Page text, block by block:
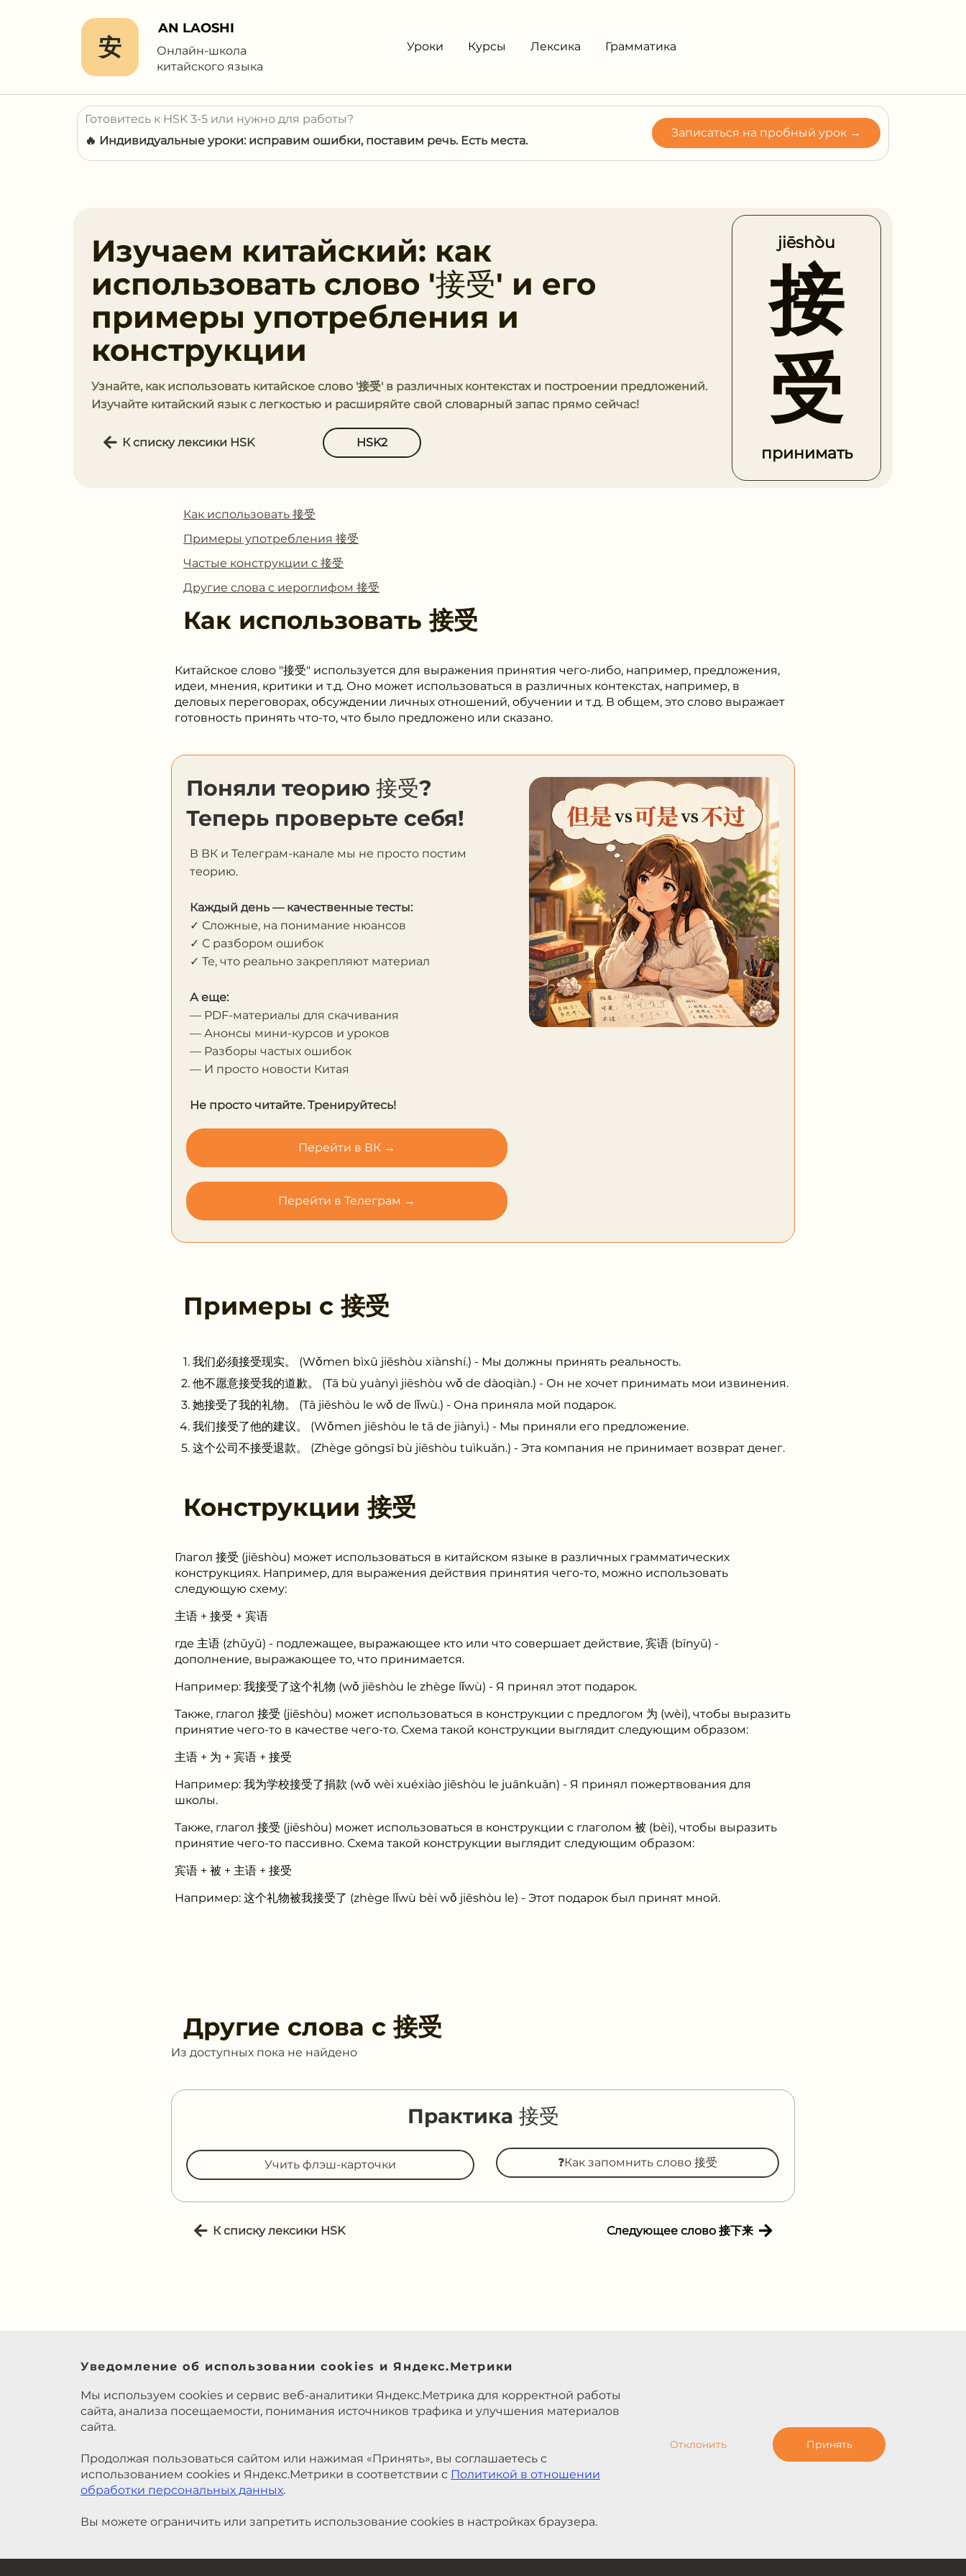
安
AN LAOSHI
Онлайн-школа
китайского языка
Уроки Курсы Лексика Грамматика
Готовитесь к HSK 3-5 или нужно для работы?
🔥 Индивидуальные уроки: исправим ошибки, поставим речь. Есть места.
Записаться на пробный урок →
Изучаем китайский: как
использовать слово '接受' и его
примеры употребления и
конструкции
Узнайте, как использовать китайское слово '接受' в различных контекстах и построении предложений.
Изучайте китайский язык с легкостью и расширяйте свой словарный запас прямо сейчас!
К списку лексики HSK HSK2
jiēshòu
接
受
принимать
Как использовать 接受
Примеры употребления 接受
Частые конструкции с 接受
Другие слова с иероглифом 接受
Как использовать接受
Китайское слово "接受" используется для выражения принятия чего-либо, например, предложения,
идеи, мнения, критики и т.д. Оно может использоваться в различных контекстах, например, в
деловых переговорах, обсуждении личных отношений, обучении и т.д. В общем, это слово выражает
готовность принять что-то, что было предложено или сказано.
Поняли теорию 接受?
Теперь проверьте себя!
В ВК и Телеграм-канале мы не просто постим
теорию.
Каждый день — качественные тесты:
✓ Сложные, на понимание нюансов
✓ С разбором ошибок
✓ Те, что реально закрепляют материал
А еще:
— PDF-материалы для скачивания
— Анонсы мини-курсов и уроков
— Разборы частых ошибок
— И просто новости Китая
Не просто читайте. Тренируйтесь!
Перейти в ВК →
Перейти в Телеграм →
Примеры с接受
我们必须接受现实。 (Wǒmen bìxū jiēshòu xiànshí.) - Мы должны принять реальность.
他不愿意接受我的道歉。 (Tā bù yuànyì jiēshòu wǒ de dàoqiàn.) - Он не хочет принимать мои извинения.
她接受了我的礼物。 (Tā jiēshòu le wǒ de lǐwù.) - Она приняла мой подарок.
我们接受了他的建议。 (Wǒmen jiēshòu le tā de jiànyì.) - Мы приняли его предложение.
这个公司不接受退款。 (Zhège gōngsī bù jiēshòu tuìkuǎn.) - Эта компания не принимает возврат денег.
Конструкции接受
Глагол 接受 (jiēshòu) может использоваться в китайском языке в различных грамматических
конструкциях. Например, для выражения действия принятия чего-то, можно использовать
следующую схему:
主语 + 接受 + 宾语
где 主语 (zhǔyǔ) - подлежащее, выражающее кто или что совершает действие, 宾语 (bīnyǔ) -
дополнение, выражающее то, что принимается.
Например: 我接受了这个礼物 (wǒ jiēshòu le zhège lǐwù) - Я принял этот подарок.
Также, глагол 接受 (jiēshòu) может использоваться в конструкции с предлогом 为 (wèi), чтобы выразить
принятие чего-то в качестве чего-то. Схема такой конструкции выглядит следующим образом:
主语 + 为 + 宾语 + 接受
Например: 我为学校接受了捐款 (wǒ wèi xuéxiào jiēshòu le juānkuǎn) - Я принял пожертвования для
школы.
Также, глагол 接受 (jiēshòu) может использоваться в конструкции с глаголом 被 (bèi), чтобы выразить
принятие чего-то пассивно. Схема такой конструкции выглядит следующим образом:
宾语 + 被 + 主语 + 接受
Например: 这个礼物被我接受了 (zhège lǐwù bèi wǒ jiēshòu le) - Этот подарок был принят мной.
Другие слова с接受
Из доступных пока не найдено
Практика 接受
Учить флэш-карточки ❓Как запомнить слово 接受
К списку лексики HSK Следующее слово 接下来
Уведомление об использовании cookies и Яндекс.Метрики
Мы используем cookies и сервис веб-аналитики Яндекс.Метрика для корректной работы
сайта, анализа посещаемости, понимания источников трафика и улучшения материалов
сайта.
Продолжая пользоваться сайтом или нажимая «Принять», вы соглашаетесь с
использованием cookies и Яндекс.Метрики в соответствии с Политикой в отношении
обработки персональных данных.
Вы можете ограничить или запретить использование cookies в настройках браузера.
Отклонить Принять